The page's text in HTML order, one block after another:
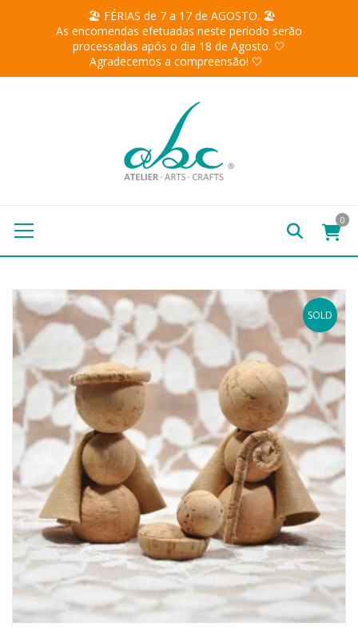
0
SOLD
🏖️ FÉRIAS de 7 a 17 de AGOSTO. 🏖️
As encomendas efetuadas neste período serão
processadas após o dia 18 de Agosto. 🤍
Agradecemos a compreensão! 🤍